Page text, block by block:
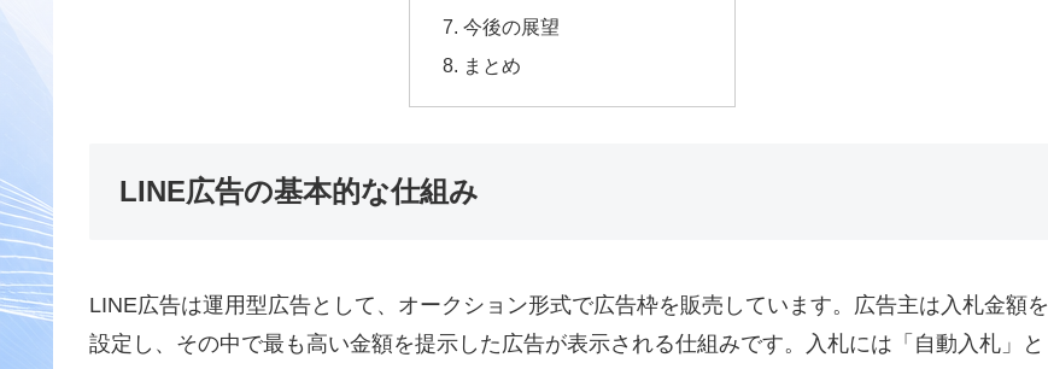
今後の展望
まとめ
LINE広告の基本的な仕組み
LINE広告は運用型広告として、オークション形式で広告枠を販売しています。広告主は入札金額を
設定し、その中で最も高い金額を提示した広告が表示される仕組みです。入札には「自動入札」と